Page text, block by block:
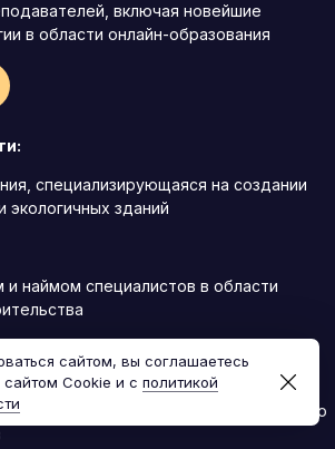
включая новейшие
в области онлайн-образования
специализирующаяся на создании
экологичных зданий
и наймом специалистов в области
экологов с опытом в области
строительства для расширения нашего
сайтом, вы соглашаетесь
сайтом Cookie и с политикой